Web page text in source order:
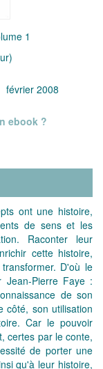
1
février 2008
ebook ?
ont une histoire,
de sens et les
Raconter leur
cette histoire,
D'où le
Jean-Pierre Faye :
de son
côté, son utilisation
Car le pouvoir
certes par le conte,
de porter une
qu'à leur histoire,